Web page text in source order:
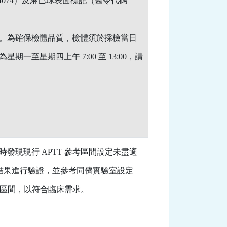
為確保檢體品質，檢體須於採檢當日
星期一至星期四上午 7:00 至 13:00 ，請
發現現行 APTT 參考區間設定未盡適
果進行驗證，並參考同儕實驗室設定
間，以符合臨床需求。